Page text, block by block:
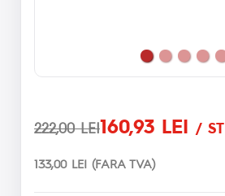
222,00 LEI160,93 LEI / ST
133,00 LEI (FARA TVA)